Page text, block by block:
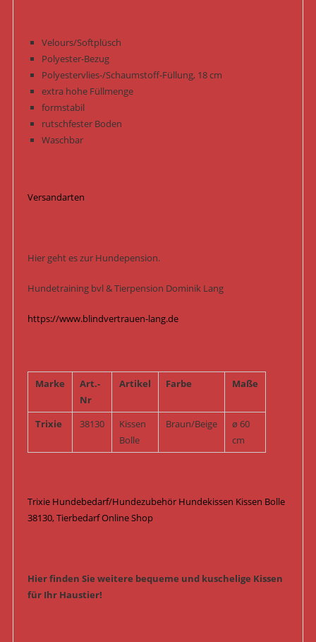
Velours/Softplüsch
Polyester-Bezug
Polyestervlies-/Schaumstoff-Füllung, 18 cm
extra hohe Füllmenge
formstabil
rutschfester Boden
Waschbar
Versandarten
Hier geht es zur Hundepension.
Hundetraining bvl & Tierpension Dominik Lang
https://www.blindvertrauen-lang.de
Marke
Art.-
Nr
Artikel Farbe Maße
Trixie 38130
Kissen
Bolle
Braun/Beige
ø 60
cm
Trixie Hundebedarf/Hundezubehör Hundekissen Kissen Bolle
38130, Tierbedarf Online Shop
Hier finden Sie weitere bequeme und kuschelige Kissen
für Ihr Haustier!